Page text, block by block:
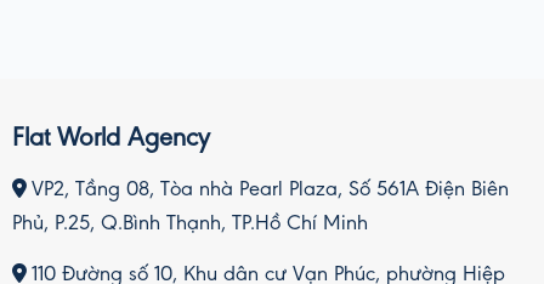
Flat World Agency
VP2, Tầng 08, Tòa nhà Pearl Plaza, Số 561A Điện Biên
Phủ, P.25, Q.Bình Thạnh, TP.Hồ Chí Minh
110 Đường số 10, Khu dân cư Vạn Phúc, phường Hiệp